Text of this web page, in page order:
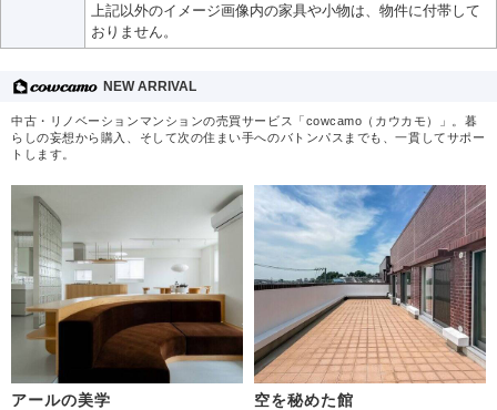
上記以外のイメージ画像内の家具や小物は、物件に付帯して
おりません。
NEW ARRIVAL
中古・リノベーションマンションの売買サービス「cowcamo（カウカモ）」。暮
らしの妄想から購入、そして次の住まい手へのバトンパスまでも、一貫してサポー
トします。
アールの美学 空を秘めた館